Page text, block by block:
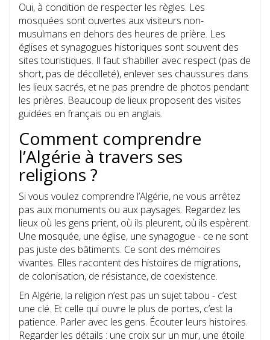
Oui, à condition de respecter les règles. Les
mosquées sont ouvertes aux visiteurs non-
musulmans en dehors des heures de prière. Les
églises et synagogues historiques sont souvent des
sites touristiques. Il faut s’habiller avec respect (pas de
short, pas de décolleté), enlever ses chaussures dans
les lieux sacrés, et ne pas prendre de photos pendant
les prières. Beaucoup de lieux proposent des visites
guidées en français ou en anglais.
Comment comprendre
l’Algérie à travers ses
religions ?
Si vous voulez comprendre l’Algérie, ne vous arrêtez
pas aux monuments ou aux paysages. Regardez les
lieux où les gens prient, où ils pleurent, où ils espèrent.
Une mosquée, une église, une synagogue - ce ne sont
pas juste des bâtiments. Ce sont des mémoires
vivantes. Elles racontent des histoires de migrations,
de colonisation, de résistance, de coexistence.
En Algérie, la religion n’est pas un sujet tabou - c’est
une clé. Et celle qui ouvre le plus de portes, c’est la
patience. Parler avec les gens. Écouter leurs histoires.
Regarder les détails : une croix sur un mur, une étoile